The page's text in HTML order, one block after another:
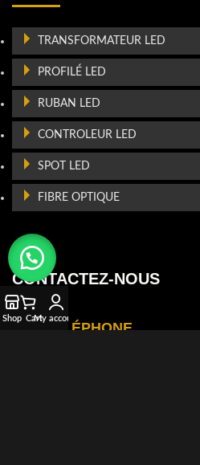
TRANSFORMATEUR LED
PROFILÉ LED
RUBAN LED
CONTROLEUR LED
SPOT LED
FIBRE OPTIQUE
CONTACTEZ-NOUS
TÉLÉPHONE
Shop CartMy account